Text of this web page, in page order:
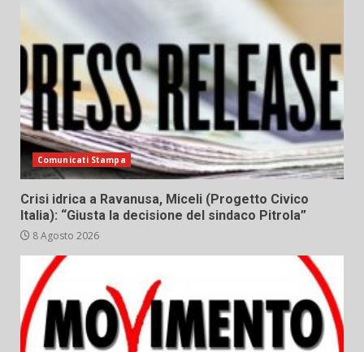
Comunicati Stampa
Crisi idrica a Ravanusa, Miceli (Progetto Civico
Italia): “Giusta la decisione del sindaco Pitrola”
8 Agosto 2026